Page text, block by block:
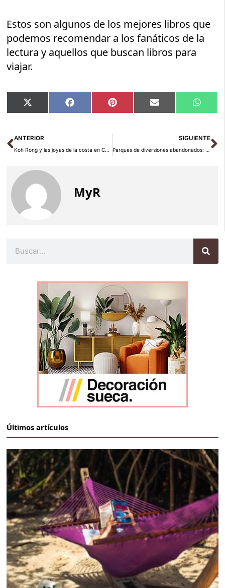
Estos son algunos de los mejores libros que
podemos recomendar a los fanáticos de la
lectura y aquellos que buscan libros para
viajar.
Compartir
en
X
(Twitter)
Compartir
en
Facebook Compartir
en
Pinterest Compartir
en
Email
en
Ant
ANTERIOR
Koh Rong y las joyas de la costa en Camboya
SIGUIENTE
Parques de diversiones abandonados: Chippewa Lake Park
MyR
Últimos artículos